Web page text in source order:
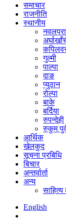
समाचार
राजनीति
स्थानीय
गुल्मी
पाल्पा
दाङ
प्युठान
रोल्पा
बाके
बर्दिया
रुपन्देही
रुकुम
आर्थिक
खेलकुद
सूचना प्रबिधि
बिचार
अन्तर्वार्ता
अन्य
English